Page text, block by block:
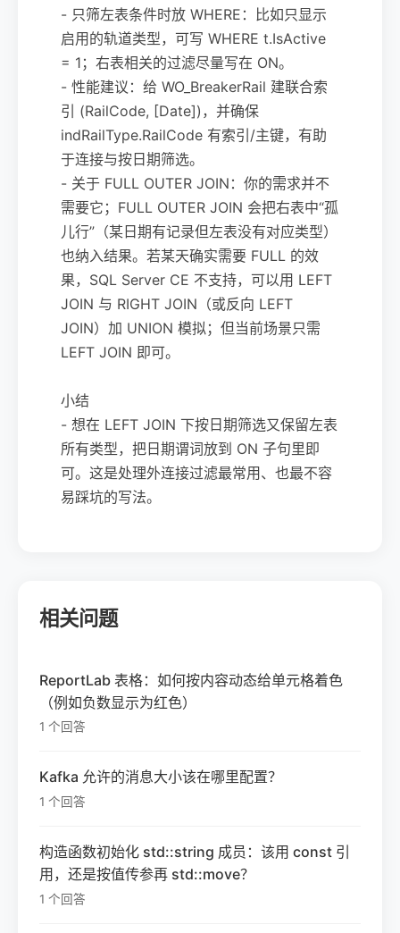
- 只筛左表条件时放 WHERE：比如只显示
启用的轨道类型，可写 WHERE t.IsActive
= 1；右表相关的过滤尽量写在 ON。
- 性能建议：给 WO_BreakerRail 建联合索
引 (RailCode, [Date])，并确保
indRailType.RailCode 有索引/主键，有助
于连接与按日期筛选。
- 关于 FULL OUTER JOIN：你的需求并不
需要它；FULL OUTER JOIN 会把右表中“孤
儿行”（某日期有记录但左表没有对应类型）
也纳入结果。若某天确实需要 FULL 的效
果，SQL Server CE 不支持，可以用 LEFT
JOIN 与 RIGHT JOIN（或反向 LEFT
JOIN）加 UNION 模拟；但当前场景只需
LEFT JOIN 即可。
小结
- 想在 LEFT JOIN 下按日期筛选又保留左表
所有类型，把日期谓词放到 ON 子句里即
可。这是处理外连接过滤最常用、也最不容
易踩坑的写法。
相关问题
ReportLab 表格：如何按内容动态给单元格着色
（例如负数显示为红色）
1 个回答
Kafka 允许的消息大小该在哪里配置？
1 个回答
构造函数初始化 std::string 成员：该用 const 引
用，还是按值传参再 std::move？
1 个回答